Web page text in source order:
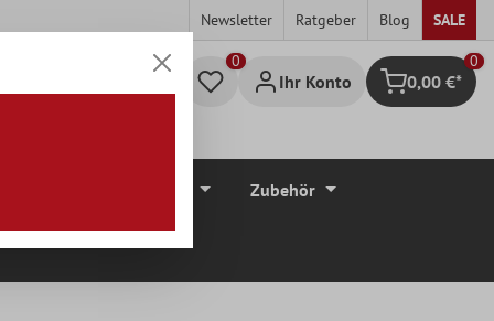
Newsletter Ratgeber Blog SALE
Ihr Konto Warenkorb
0
0,00 €*
Zubehör